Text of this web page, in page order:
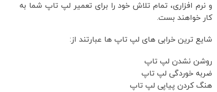
و نرم افزاری، تمام تلاش خود را برای تعمیر لپ تاپ شما به
کار خواهند بست.
شایع ترین خرابی های لپ تاپ ها عبارتند از:
روشن نشدن لپ تاپ
ضربه خوردگی لپ تاپ
هنگ کردن پیاپی لپ تاپ